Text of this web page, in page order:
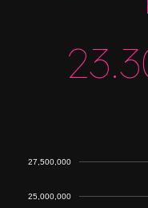
25,000,000
27,500,000